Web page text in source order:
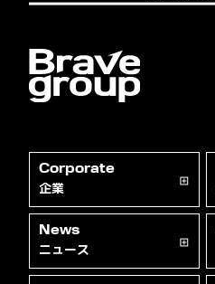
Corporate
企業
News
ニュース